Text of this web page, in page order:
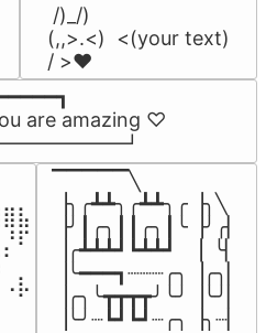
/)_/)
(,,>.<)  <(your text)
/ >❤️
are amazing ♡
▔▔▔▔▔╲
▕╮╭┻┻╮╭┻┻╮╭▕╮╲
▕╯┃╭╮┃┃╭╮┃╰▕╯╭▏
▕╭┻┻┻┛┗┻┻┛  ▕  ╰▏
▕╰━━━┓┈┈┈╭╮▕╭╮▏
▕╭╮╰┳┳┳┳╯╰╯▕╰╯▏
▕╰╯┈┗┛┗┛┈╭╮▕╮┈▏